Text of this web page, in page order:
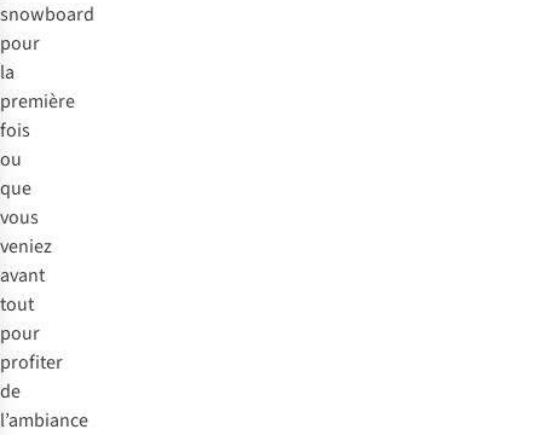
snowboard
pour
la
première
fois
ou
que
vous
veniez
avant
tout
pour
profiter
de
l’ambiance